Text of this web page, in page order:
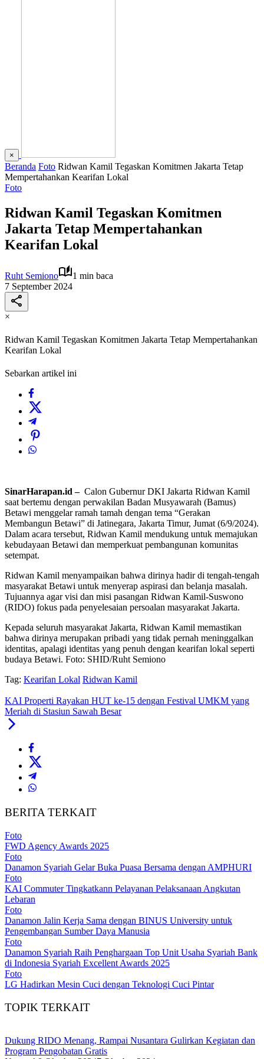
×
Beranda Foto Ridwan Kamil Tegaskan Komitmen Jakarta Tetap
Mempertahankan Kearifan Lokal
Foto
Ridwan Kamil Tegaskan Komitmen
Jakarta Tetap Mempertahankan
Kearifan Lokal
Ruht Semiono
1 min baca
7 September 2024
×
Ridwan Kamil Tegaskan Komitmen Jakarta Tetap Mempertahankan
Kearifan Lokal
Sebarkan artikel ini
SinarHarapan.id – Calon Gubernur DKI Jakarta Ridwan Kamil
saat bertemu dengan perwakilan Badan Musyawarah (Bamus)
Betawi menggelar ramah tamah dengan tema “Gerakan
Membangun Betawi” di Jatinegara, Jakarta Timur, Jumat (6/9/2024).
Dalam acara tersebut, Ridwan Kamil mendukung untuk memajukan
kebudayaan Betawi dan memperkuat pembangunan komunitas
setempat.
Ridwan Kamil menyampaikan bahwa dirinya hadir di tengah-tengah
masyarakat Betawi untuk menyerap aspirasi dan belanja masalah.
Tujuannya agar visi dan misi pasangan Ridwan Kamil-Suswono
(RIDO) fokus pada penyelesaian persoalan masyarakat Jakarta.
Kepada seluruh masyarakat Jakarta, Ridwan Kamil memastikan
bahwa dirinya merupakan pribadi yang tidak pernah meninggalkan
identitas, apalagi identitas yang penuh dengan kearifan lokal seperti
budaya Betawi. Foto: SHID/Ruht Semiono
Tag: Kearifan Lokal Ridwan Kamil
KAI Properti Rayakan HUT ke-15 dengan Festival UMKM yang
Meriah di Stasiun Sawah Besar
BERITA TERKAIT
Foto
FWD Agency Awards 2025
Foto
Danamon Syariah Gelar Buka Puasa Bersama dengan AMPHURI
Foto
KAI Commuter Tingkatkann Pelayanan Pelaksanaan Angkutan
Lebaran
Foto
Danamon Jalin Kerja Sama dengan BINUS University untuk
Pengembangan Sumber Daya Manusia
Foto
Danamon Syariah Raih Penghargaan Top Unit Usaha Syariah Bank
di Indonesia Syariah Excellent Awards 2025
Foto
LG Hadirkan Mesin Cuci dengan Teknologi Cuci Pintar
TOPIK TERKAIT
Dukung RIDO Menang, Rampai Nusantara Gulirkan Kegiatan dan
Program Pengobatan Gratis